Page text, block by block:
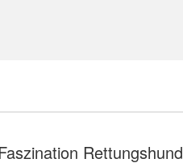
Rettungshund